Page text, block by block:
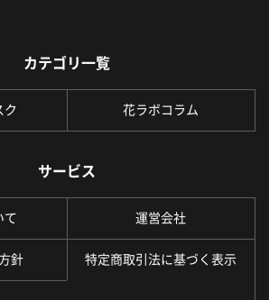
カテゴリ一覧
ク 花ラボコラム
サービス
て 運営会社
針 特定商取引法に基づく表示